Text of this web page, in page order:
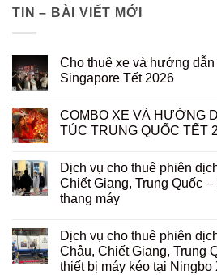
TIN – BÀI VIẾT MỚI
Cho thuê xe và hướng
Singapore Tết 2026
COMBO XE VÀ HƯỚNG
TÚC TRUNG QUỐC TẾT
Dịch vụ cho thuê phiên
Chiết Giang, Trung Quốc
thang máy
Dịch vụ cho thuê phiên
Châu, Chiết Giang, Trung
thiết bị máy kéo tại